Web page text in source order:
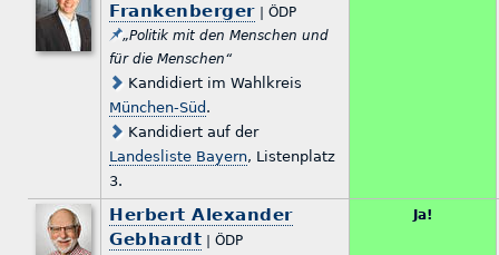
Frankenberger| ÖDP
„Politik mit den Menschen und
für die Menschen“
Kandidiert im Wahlkreis
München-Süd .
Kandidiert auf der
Landesliste Bayern, Listenplatz
3.
Herbert Alexander
Gebhardt | ÖDP
Ja!